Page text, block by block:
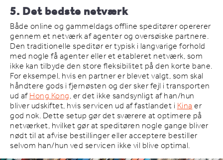
5. Det bedste netværk
Både online og gammeldags offline speditører opererer
gennem et netværk af agenter og oversøiske partnere.
Den traditionelle speditør er typisk i langvarige forhold
med nogle få agenter eller et etableret netværk, som
ikke kan tilbyde den store fleksibilitet på den korte bane.
For eksempel, hvis en partner er blevet valgt, som skal
håndtere gods i fjernøsten og der sker fejl i transporten
ud afHong Kong, er det ikke sandsynligt af han/hun
bliver udskiftet, hvis servicen ud af fastlandet iKinaer
god nok. Dette setup gør det sværere at optimere på
netværket, hvilket gør at speditøren nogle gange bliver
nødt til at afvise bestillinger eller acceptere bestiller
selvom han/hun ved servicen ikke vil blive optimal.